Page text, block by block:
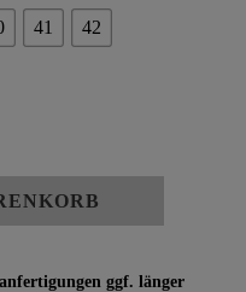
41 42
ggf. länger